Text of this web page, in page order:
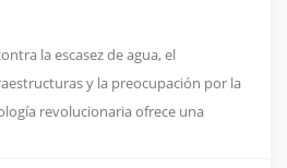
la escasez de agua, el
y la preocupación por la
revolucionaria ofrece una